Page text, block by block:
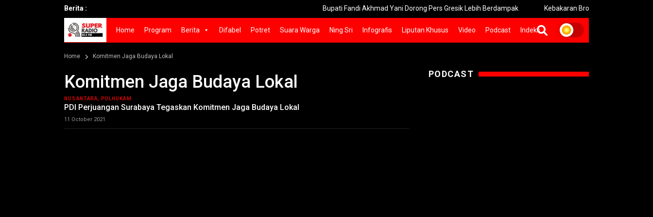
Berita : Bupati Fandi Akhmad Yani Dorong Pers Gresik Lebih Berdampak Kebakaran Bromo Meluas Pemadaman
Home Program Berita Difabel Potret Suara Warga Ning Sri Infografis Liputan Khusus Video Podcast Indeks
Home Komitmen Jaga Budaya Lokal
Komitmen Jaga Budaya Lokal
NUSANTARA, POLHUKAM
PDI Perjuangan Surabaya Tegaskan Komitmen Jaga Budaya Lokal
11 October 2021
PODCAST